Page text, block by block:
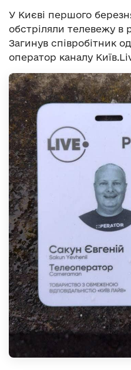
У Києві першого
обстріляли телевежу в
Загинув співробітник
оператор каналу